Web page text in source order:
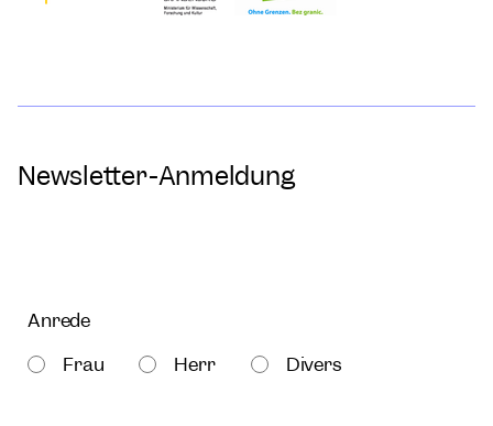
Newsletter-Anmeldung
Anrede
Frau
Herr Divers